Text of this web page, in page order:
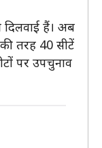
दिलवाई हैं। अब
तरह 40 सीटें
पर उपचुनाव